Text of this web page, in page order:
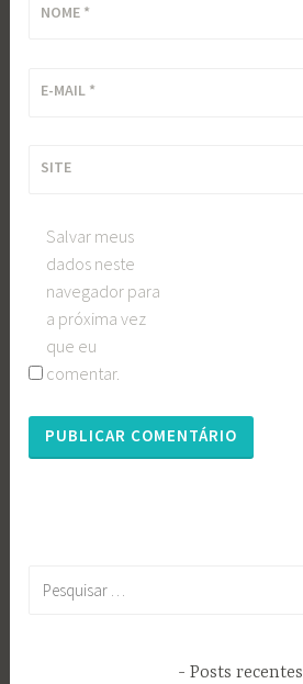
NOME *
E-MAIL *
SITE
Salvar meus
dados neste
navegador para
a próxima vez
que eu
comentar.
Posts recentes